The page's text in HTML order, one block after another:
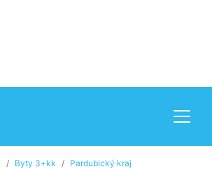
Byty 3+kk Pardubický kraj